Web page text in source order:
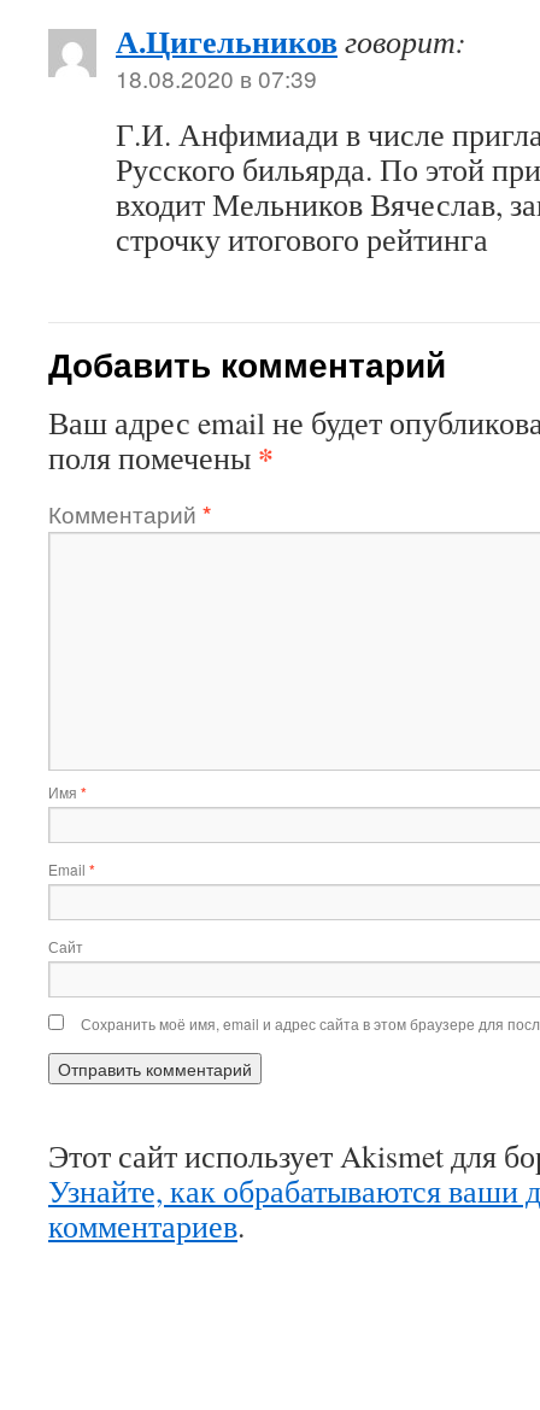
А.Цигельниковговорит:
18.08.2020 в 07:39
Г.И. Анфимиади в числе
Русского бильярда. По этой
входит Мельников Вячеслав,
строчку итогового рейтинга
Добавить комментарий
Ваш адрес email не будет
поля помечены *
Комментарий *
Имя *
Email *
Сайт
Сохранить моё имя, email и адрес сайта в этом браузере для
Этот сайт использует Akismet для
Узнайте, как обрабатываются ваши
комментариев.